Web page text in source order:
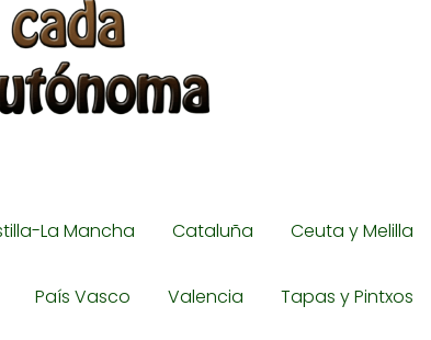
La Mancha Cataluña Ceuta y Melilla
País Vasco Valencia Tapas y Pintxos